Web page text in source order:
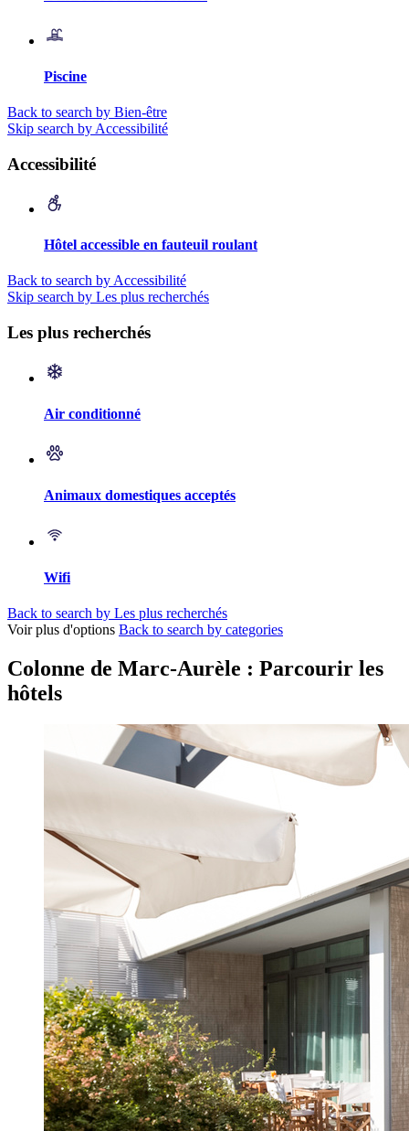
Piscine
Back to search by Bien-être
Skip search by Accessibilité
Accessibilité
Hôtel accessible en fauteuil roulant
Back to search by Accessibilité
Skip search by Les plus recherchés
Les plus recherchés
Air conditionné
Animaux domestiques acceptés
Wifi
Back to search by Les plus recherchés
Voir plus d'options Back to search by categories
Colonne de Marc-Aurèle : Parcourir les
hôtels